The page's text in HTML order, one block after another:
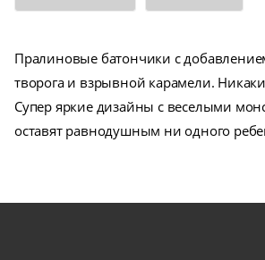
Пралиновые батончики с
творога и взрывной карамели.
Супер яркие дизайны с веселыми
оставят равнодушным ни одного